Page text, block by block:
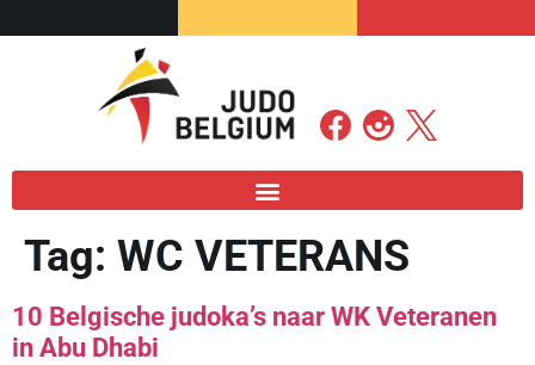
Tag: WC VETERANS
10 Belgische judoka’s naar WK Veteranen
in Abu Dhabi